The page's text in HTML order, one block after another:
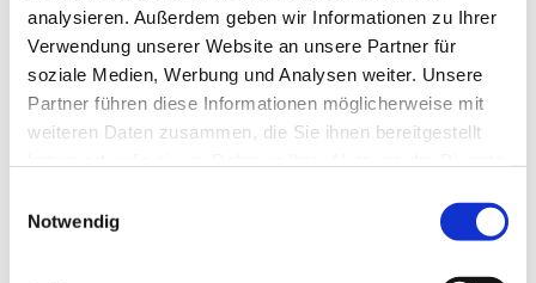
analysieren. Außerdem geben wir Informationen zu Ihrer
Verwendung unserer Website an unsere Partner für
soziale Medien, Werbung und Analysen weiter. Unsere
Partner führen diese Informationen möglicherweise mit
weiteren Daten zusammen, die Sie ihnen bereitgestellt
Notwendig
Dies könnte Sie auch
interessieren